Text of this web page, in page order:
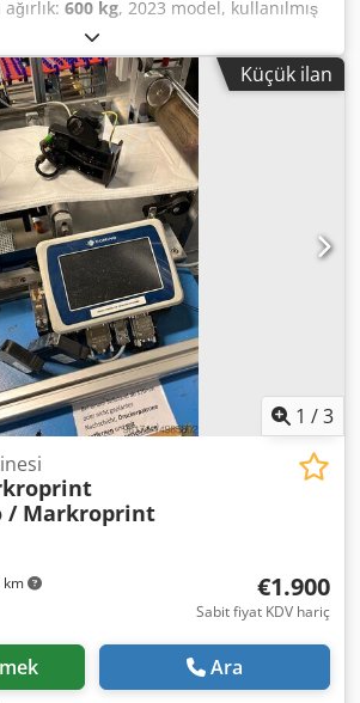
600 kg, 2023 model, kullanılmış
UV düz yüzey baskı makinesini satışa
Aaozr Hzcsfeck Herhangi bir sorunuz
bilgiye ihtiyacınız olursa, bize bir
veya bizi aramaktan çekinmeyin.
Küçük ilan
1 /3
km
/ Markroprint
€1.900
Sabit fiyat KDV hariç
Ara